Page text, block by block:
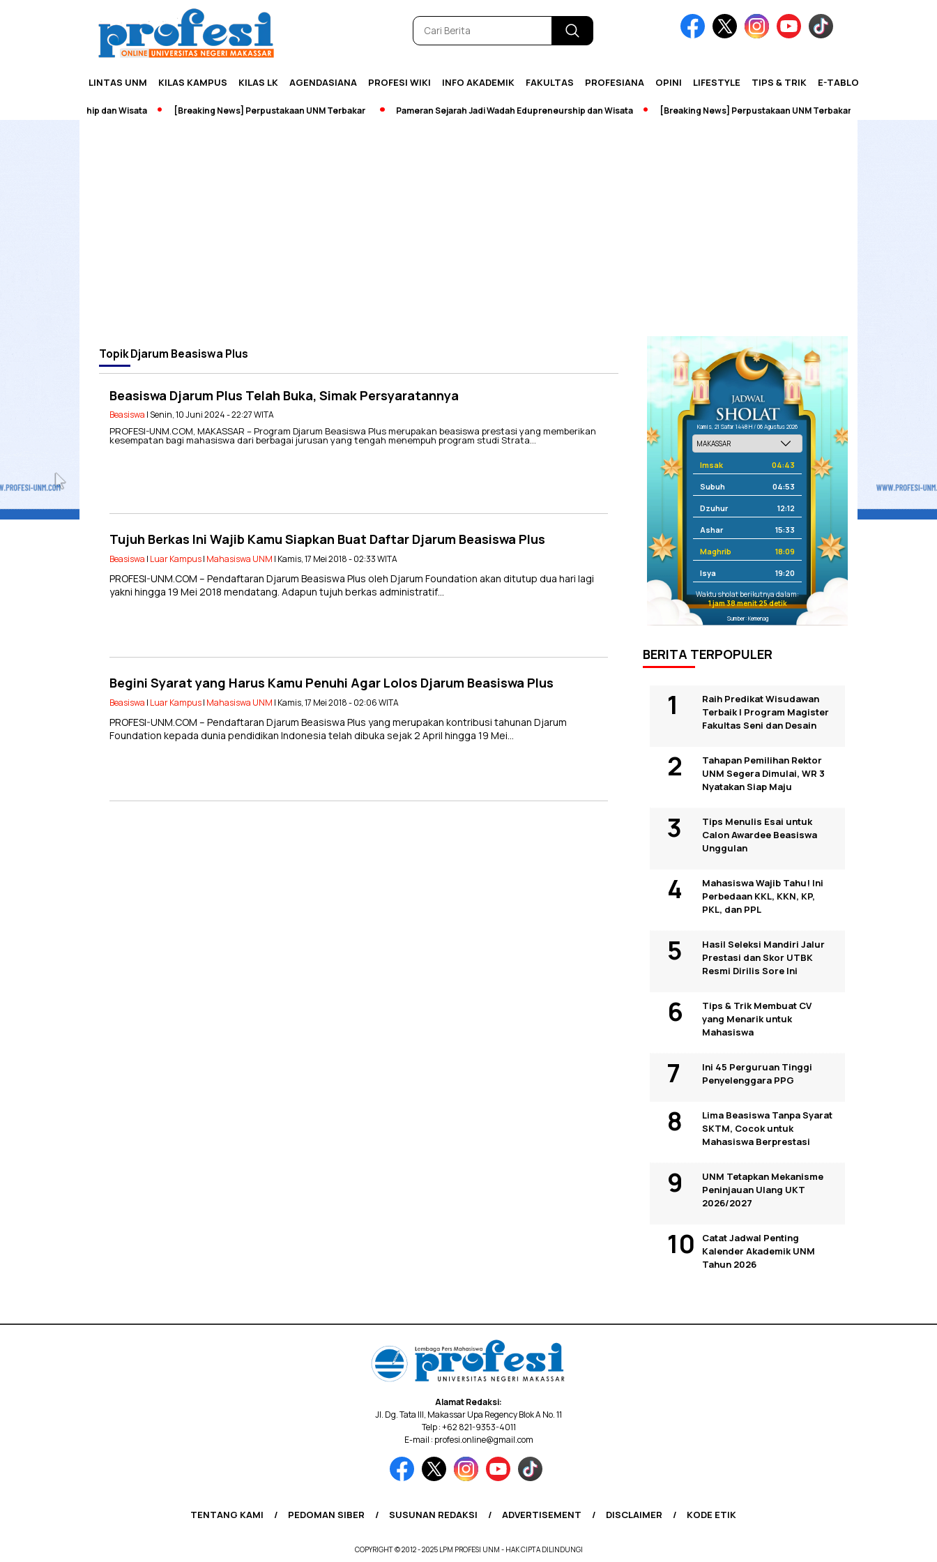
LINTAS UNM KILAS KAMPUS KILAS LK AGENDASIANA PROFESI WIKI INFO AKADEMIK FAKULTAS PROFESIANA OPINI LIFESTYLE TIPS & TRIK E-TABLOID
Edupreneurship dan Wisata [Breaking News] Perpustakaan UNM Terbakar Pameran Sejarah Jadi Wadah Edupreneurship dan Wisata [Breaking News] Perpustakaan UNM Terbakar
TopikDjarum Beasiswa Plus
Beasiswa Djarum Plus Telah Buka, Simak Persyaratannya
Beasiswa | Senin, 10 Juni 2024 - 22:27 WITA
PROFESI-UNM.COM, MAKASSAR – Program Djarum Beasiswa Plus merupakan beasiswa prestasi yang memberikan
kesempatan bagi mahasiswa dari berbagai jurusan yang tengah menempuh program studi Strata…
Tujuh Berkas Ini Wajib Kamu Siapkan Buat Daftar Djarum Beasiswa Plus
Beasiswa | Luar Kampus| Mahasiswa UNM | Kamis, 17 Mei 2018 - 02:33 WITA
PROFESI-UNM.COM – Pendaftaran Djarum Beasiswa Plus oleh Djarum Foundation akan ditutup dua hari lagi
yakni hingga 19 Mei 2018 mendatang. Adapun tujuh berkas administratif…
Begini Syarat yang Harus Kamu Penuhi Agar Lolos Djarum Beasiswa Plus
Beasiswa | Luar Kampus| Mahasiswa UNM | Kamis, 17 Mei 2018 - 02:06 WITA
PROFESI-UNM.COM – Pendaftaran Djarum Beasiswa Plus yang merupakan kontribusi tahunan Djarum
Foundation kepada dunia pendidikan Indonesia telah dibuka sejak 2 April hingga 19 Mei…
Kamis, 21 Safar 1448 H / 06 Agustus 2026
Imsak 04:43
Subuh 04:53
Dzuhur 12:12
Ashar 15:33
Maghrib 18:09
Isya 19:20
Waktu sholat berikutnya dalam:
1 jam 38 menit 25 detik
Sumber: Kemenag
BERITA TERPOPULER
Raih Predikat Wisudawan
Terbaik I Program Magister
Fakultas Seni dan Desain
Tahapan Pemilihan Rektor
UNM Segera Dimulai, WR 3
Nyatakan Siap Maju
Tips Menulis Esai untuk
Calon Awardee Beasiswa
Unggulan
Mahasiswa Wajib Tahu! Ini
Perbedaan KKL, KKN, KP,
PKL, dan PPL
Hasil Seleksi Mandiri Jalur
Prestasi dan Skor UTBK
Resmi Dirilis Sore Ini
Tips & Trik Membuat CV
yang Menarik untuk
Mahasiswa
Ini 45 Perguruan Tinggi
Penyelenggara PPG
Lima Beasiswa Tanpa Syarat
SKTM, Cocok untuk
Mahasiswa Berprestasi
UNM Tetapkan Mekanisme
Peninjauan Ulang UKT
2026/2027
Catat Jadwal Penting
Kalender Akademik UNM
Tahun 2026
Alamat Redaksi:
Jl. Dg. Tata III, Makassar Upa Regency Blok A No. 11
Telp : +62 821-9353-4011
E-mail : profesi.online@gmail.com
TENTANG KAMI PEDOMAN SIBER SUSUNAN REDAKSI ADVERTISEMENT DISCLAIMER KODE ETIK
COPYRIGHT © 2012 - 2025 LPM PROFESI UNM - HAK CIPTA DILINDUNGI